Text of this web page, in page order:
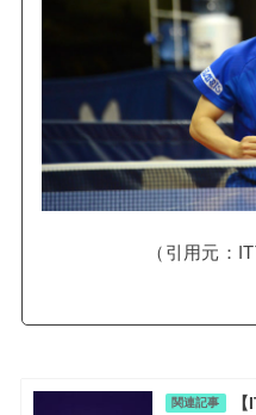
（引用元：
関連記事